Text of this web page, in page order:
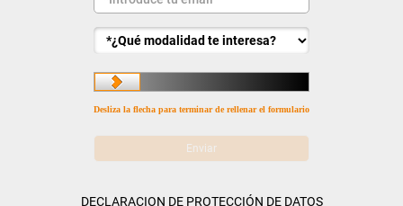
Desliza la flecha para terminar de rellenar el formulario
DECLARACION DE PROTECCIÓN DE DATOS